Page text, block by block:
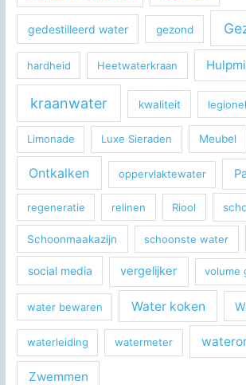
gedestilleerd water gezond
hardheid Heetwaterkraan
kraanwater kwaliteit
Limonade Luxe Sieraden Meubel
Ontkalken oppervlaktewater
regeneratie relinen Riool
Schoonmaakazijn schoonste water
social media vergelijker volume
water bewaren Water koken
waterleiding watermeter
Zwemmen